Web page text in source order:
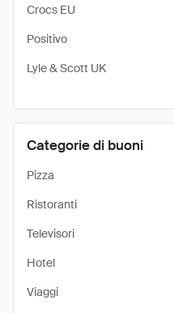
Crocs EU
Positivo
Lyle & Scott UK
Categorie di buoni
Pizza
Ristoranti
Televisori
Hotel
Viaggi